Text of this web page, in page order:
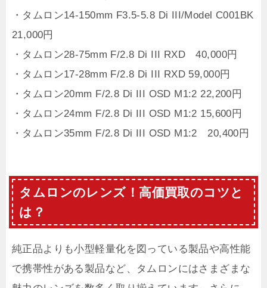
・タムロン14-150mm F3.5-5.8 Di III/Model C001BK
21,000円
・タムロン28-75mm F/2.8 Di III RXD 40,000円
・タムロン17-28mm F/2.8 Di III RXD 59,000円
・タムロン20mm F/2.8 Di III OSD M1:2 22,200円
・タムロン24mm F/2.8 Di III OSD M1:2 15,600円
・タムロン35mm F/2.8 Di III OSD M1:2 20,400円
タムロンのレンズ！高価買取のコツと
は？
純正品よりも小型軽量化を図っている製品や高性能
で携帯性がある製品など、タムロンにはさまざまな